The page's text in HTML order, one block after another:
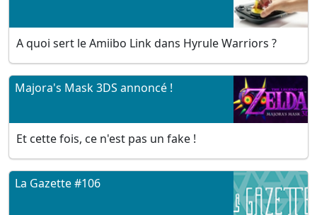
A quoi sert le Amiibo Link dans Hyrule Warriors ?
Majora's Mask 3DS annoncé !
Et cette fois, ce n'est pas un fake !
La Gazette #106